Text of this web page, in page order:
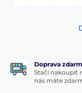
Doprava
Stačí nakoupit
nás máte